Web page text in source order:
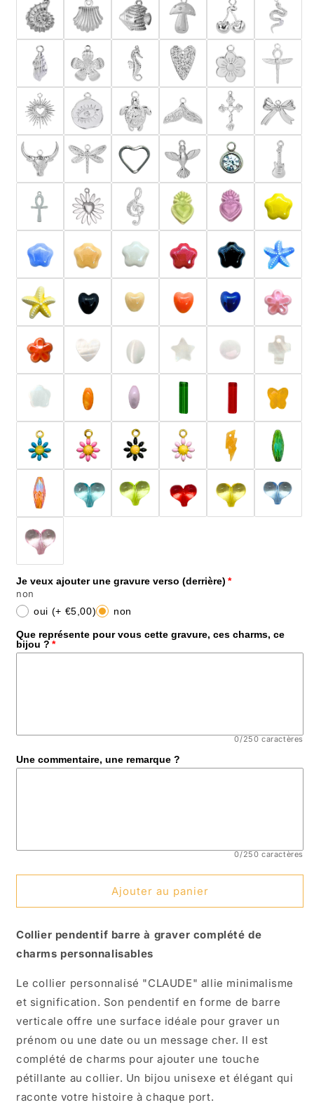
Je veux ajouter une gravure verso (derrière)
non
oui (+ €5,00) non
Que représente pour vous cette gravure, ces charms, ce
bijou ?
0/250 caractères
Une commentaire, une remarque ?
0/250 caractères
Ajouter au panier
Collier pendentif barre à graver complété de
charms personnalisables
Le collier personnalisé "CLAUDE" allie minimalisme
et signification. Son pendentif en forme de barre
verticale offre une surface idéale pour graver un
prénom ou une date ou un message cher. Il est
complété de charms pour ajouter une touche
pétillante au collier. Un bijou unisexe et élégant qui
raconte votre histoire à chaque port.